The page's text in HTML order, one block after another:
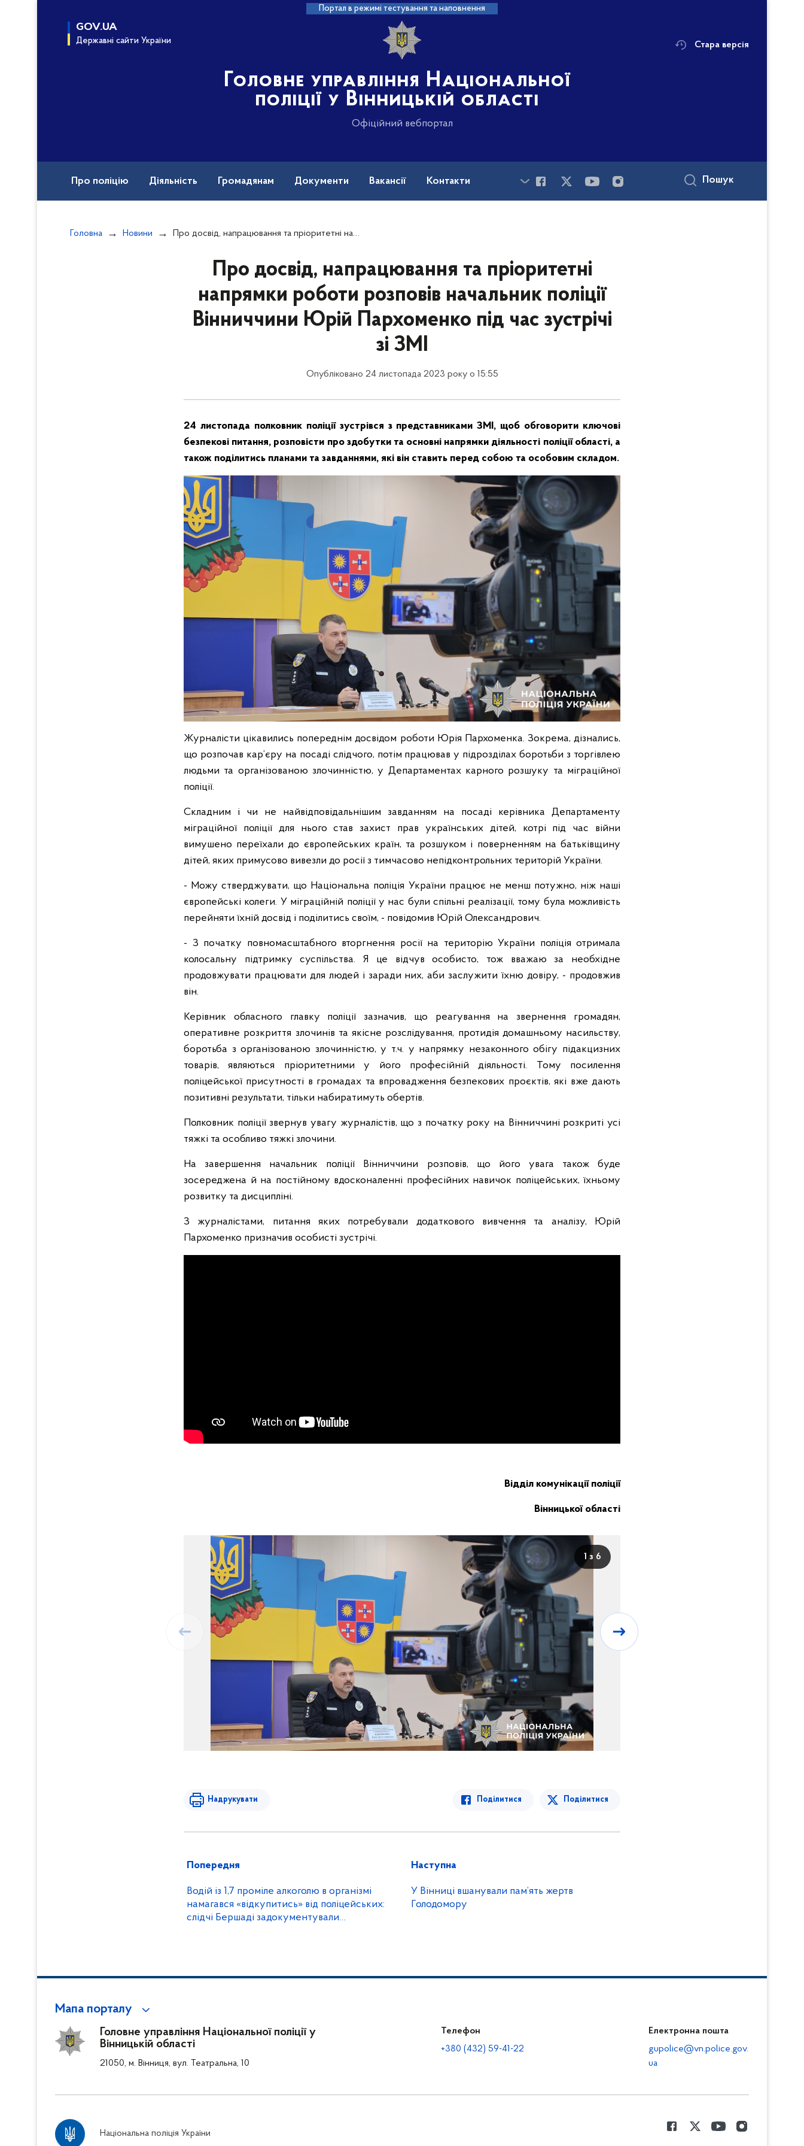
Портал в режимі тестування та наповнення
GOV.UA
Державні сайти України
Головне управління Національної
поліції у Вінницькій області
Офіційний вебпортал
Стара версія
Про поліцію Діяльність Громадянам Документи Вакансії Контакти Пошук
Головна Новини Про досвід, напрацювання та пріоритетні напрямки роботи розповів начальник поліції Вінниччини Юрій Пархоменко під час зустрічі зі ЗМІ
Про досвід, напрацювання та пріоритетні
напрямки роботи розповів начальник поліції
Вінниччини Юрій Пархоменко під час зустрічі
зі ЗМІ
Опубліковано 24 листопада 2023 року о 15:55
24 листопада полковник поліції зустрівся з представниками ЗМІ, щоб обговорити ключові
безпекові питання, розповісти про здобутки та основні напрямки діяльності поліції області, а
також поділитись планами та завданнями, які він ставить перед собою та особовим складом.
Журналісти цікавились попереднім досвідом роботи Юрія Пархоменка. Зокрема, дізнались,
що розпочав кар’єру на посаді слідчого, потім працював у підрозділах боротьби з торгівлею
людьми та організованою злочинністю, у Департаментах карного розшуку та міграційної
поліції.
Складним і чи не найвідповідальнішим завданням на посаді керівника Департаменту
міграційної поліції для нього став захист прав українських дітей, котрі під час війни
вимушено переїхали до європейських країн, та розшуком і поверненням на батьківщину
дітей, яких примусово вивезли до росії з тимчасово непідконтрольних територій України.
- Можу стверджувати, що Національна поліція України працює не менш потужно, ніж наші
європейські колеги. У міграційній поліції у нас були спільні реалізації, тому була можливість
перейняти їхній досвід і поділитись своїм, - повідомив Юрій Олександрович.
- З початку повномасштабного вторгнення росії на територію України поліція отримала
колосальну підтримку суспільства. Я це відчув особисто, тож вважаю за необхідне
продовжувати працювати для людей і заради них, аби заслужити їхню довіру, - продовжив
він.
Керівник обласного главку поліції зазначив, що реагування на звернення громадян,
оперативне розкриття злочинів та якісне розслідування, протидія домашньому насильству,
боротьба з організованою злочинністю, у т.ч. у напрямку незаконного обігу підакцизних
товарів, являються пріоритетними у його професійній діяльності. Тому посилення
поліцейської присутності в громадах та впровадження безпекових проєктів, які вже дають
позитивні результати, тільки набиратимуть обертів.
Полковник поліції звернув увагу журналістів, що з початку року на Вінниччині розкриті усі
тяжкі та особливо тяжкі злочини.
На завершення начальник поліції Вінниччини розповів, що його увага також буде
зосереджена й на постійному вдосконаленні професійних навичок поліцейських, їхньому
розвитку та дисципліні.
З журналістами, питання яких потребували додаткового вивчення та аналізу, Юрій
Пархоменко призначив особисті зустрічі.
Відділ комунікації поліції
Вінницької області
1 з 6
Надрукувати Поділитися Поділитися
Попередня
Водій із 1,7 проміле алкоголю в організмі
намагався «відкупитись» від поліцейських:
слідчі Бершаді задокументували
Наступна
У Вінниці вшанували пам’ять жертв
Голодомору
Мапа порталу
Головне управління Національної поліції у
Вінницькій області
21050, м. Вінниця, вул. Театральна, 10
Телефон
+380 (432) 59-41-22
Електронна пошта
gupolice@vn.police.gov.
ua
Національна поліція України